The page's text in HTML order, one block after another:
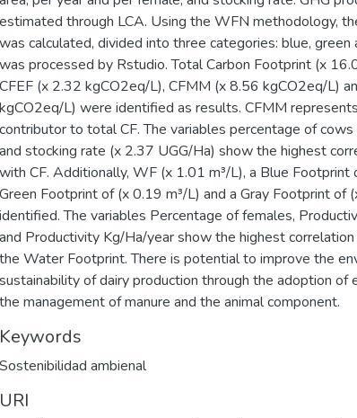
estimated through LCA. Using the WFN methodology,
was calculated, divided into three categories: blue, green
was processed by Rstudio. Total Carbon Footprint (x
CFEF (x 2.32 kgCO2eq/L), CFMM (x 8.56 kgCO2eq/L)
kgCO2eq/L) were identified as results. CFMM
contributor to total CF. The variables percentage of
and stocking rate (x 2.37 UGG/Ha) show the highest
with CF. Additionally, WF (x 1.01 m³/L), a Blue Footprint
Green Footprint of (x 0.19 m³/L) and a Gray Footprint of
identified. The variables Percentage of females,
and Productivity Kg/Ha/year show the highest
the Water Footprint. There is potential to improve the
sustainability of dairy production through the adoption of
the management of manure and the animal component.
Keywords
Sostenibilidad ambienal
URI